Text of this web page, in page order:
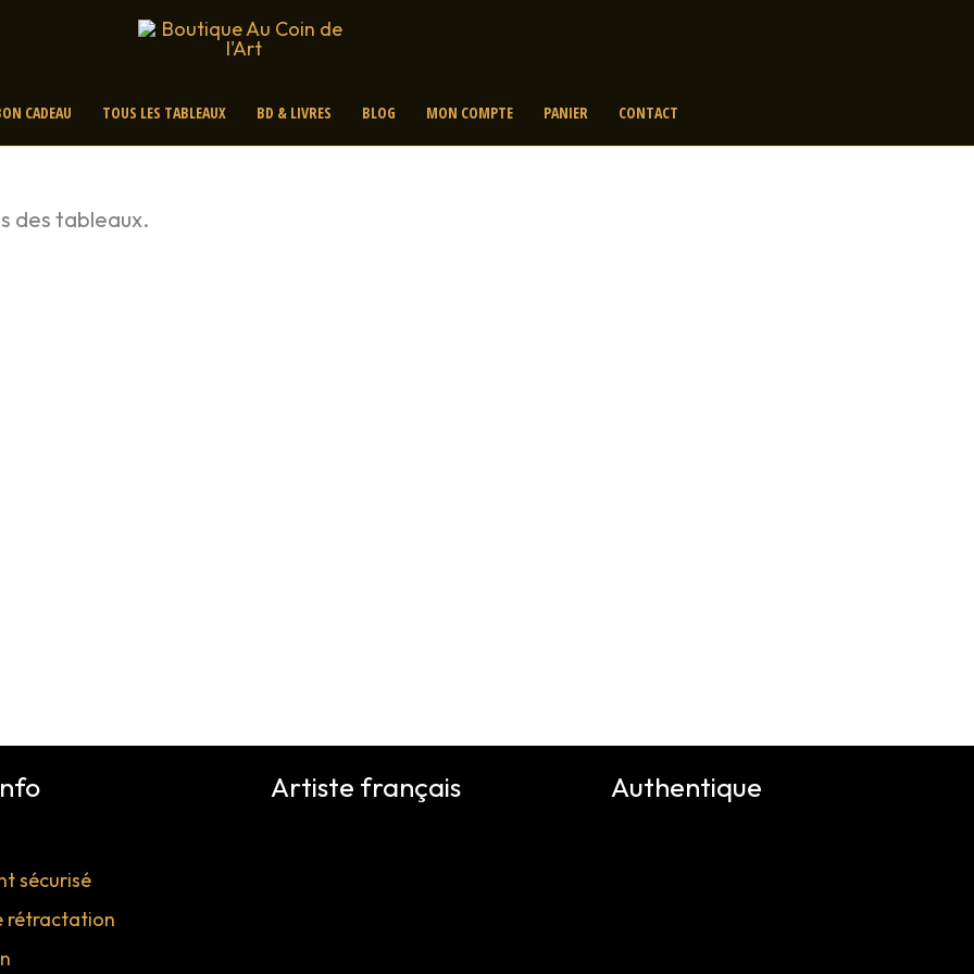
CADEAU TOUS LES TABLEAUX BD & LIVRES BLOG MON COMPTE PANIER CONTACT
des tableaux.
sécurisé
rétractation
Artiste français Authentique